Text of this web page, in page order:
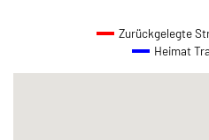
Zurückgelegte
Heimat